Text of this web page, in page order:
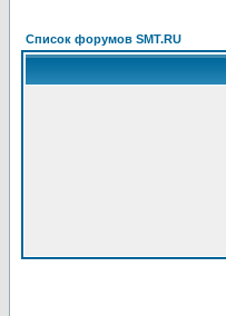
Список форумов SMT.RU